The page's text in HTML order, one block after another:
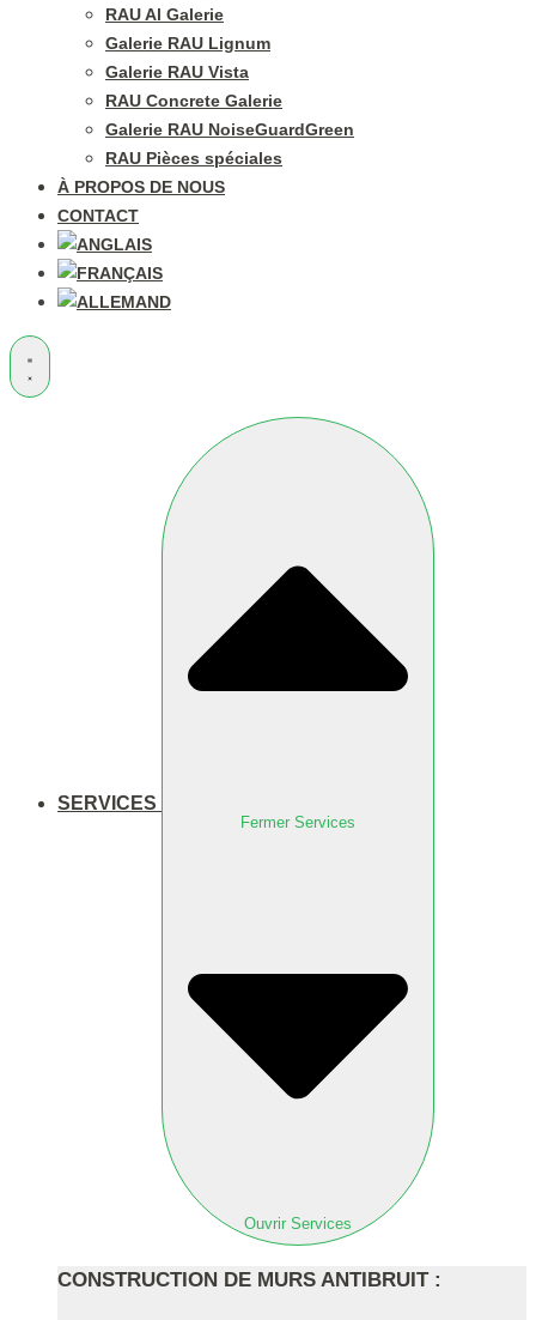
RAU Al Galerie
Galerie RAU Lignum
Galerie RAU Vista
RAU Concrete Galerie
Galerie RAU NoiseGuardGreen
RAU Pièces spéciales
À PROPOS DE NOUS
CONTACT
SERVICES
Fermer Services
Ouvrir Services
CONSTRUCTION DE MURS ANTIBRUIT :